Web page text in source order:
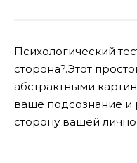
Психологический
сторона?.Этот
абстрактными
ваше подсознание и
сторону вашей